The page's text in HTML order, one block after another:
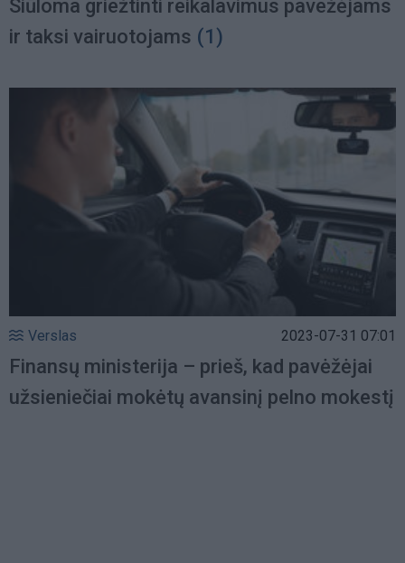
Siūloma griežtinti reikalavimus pavežėjams
ir taksi vairuotojams (1)
Verslas 2023-07-31 07:01
Finansų ministerija – prieš, kad pavėžėjai
užsieniečiai mokėtų avansinį pelno mokestį